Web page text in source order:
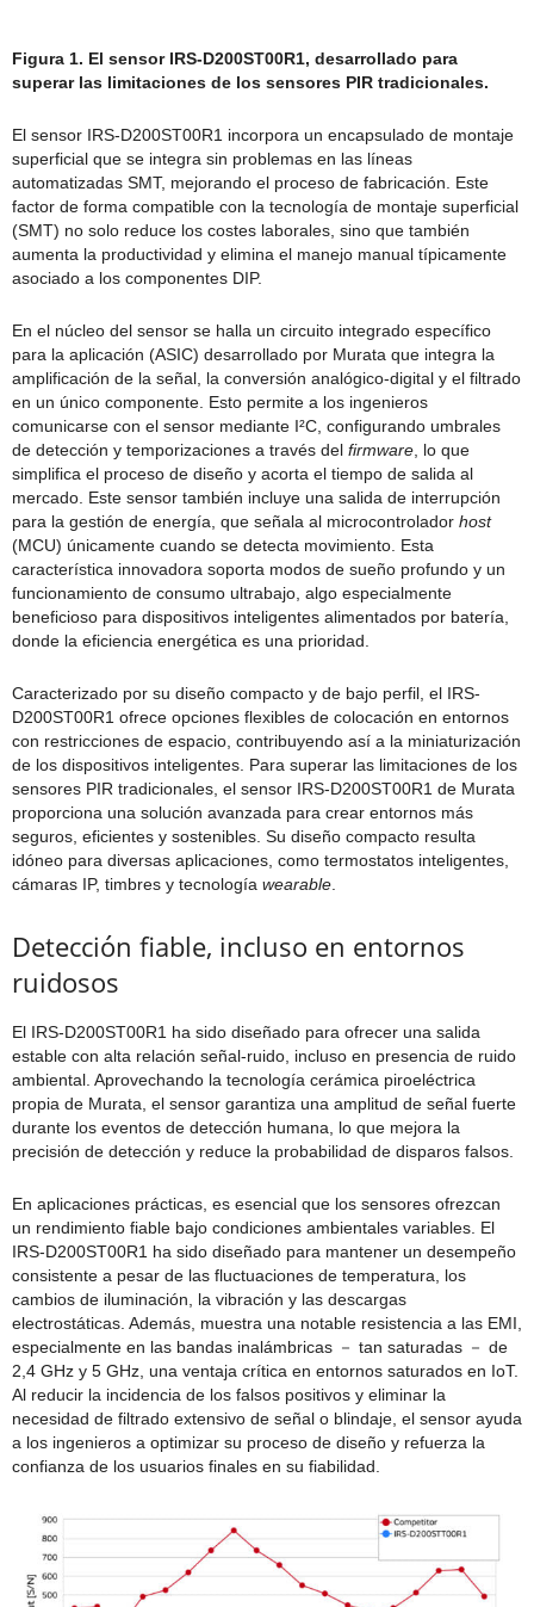
Figura 1. El sensor IRS-D200ST00R1, desarrollado para
superar las limitaciones de los sensores PIR tradicionales.
El sensor IRS-D200ST00R1 incorpora un encapsulado de montaje
superficial que se integra sin problemas en las líneas
automatizadas SMT, mejorando el proceso de fabricación. Este
factor de forma compatible con la tecnología de montaje superficial
(SMT) no solo reduce los costes laborales, sino que también
aumenta la productividad y elimina el manejo manual típicamente
asociado a los componentes DIP.
En el núcleo del sensor se halla un circuito integrado específico
para la aplicación (ASIC) desarrollado por Murata que integra la
amplificación de la señal, la conversión analógico-digital y el filtrado
en un único componente. Esto permite a los ingenieros
comunicarse con el sensor mediante I²C, configurando umbrales
de detección y temporizaciones a través del firmware , lo que
simplifica el proceso de diseño y acorta el tiempo de salida al
mercado. Este sensor también incluye una salida de interrupción
para la gestión de energía, que señala al microcontrolador host
(MCU) únicamente cuando se detecta movimiento. Esta
característica innovadora soporta modos de sueño profundo y un
funcionamiento de consumo ultrabajo, algo especialmente
beneficioso para dispositivos inteligentes alimentados por batería,
donde la eficiencia energética es una prioridad.
Caracterizado por su diseño compacto y de bajo perfil, el IRS-
D200ST00R1 ofrece opciones flexibles de colocación en entornos
con restricciones de espacio, contribuyendo así a la miniaturización
de los dispositivos inteligentes. Para superar las limitaciones de los
sensores PIR tradicionales, el sensor IRS-D200ST00R1 de Murata
proporciona una solución avanzada para crear entornos más
seguros, eficientes y sostenibles. Su diseño compacto resulta
idóneo para diversas aplicaciones, como termostatos inteligentes,
cámaras IP, timbres y tecnología wearable
Detección fiable, incluso en entornos
ruidosos
El IRS-D200ST00R1 ha sido diseñado para ofrecer una salida
estable con alta relación señal-ruido, incluso en presencia de ruido
ambiental. Aprovechando la tecnología cerámica piroeléctrica
propia de Murata, el sensor garantiza una amplitud de señal fuerte
durante los eventos de detección humana, lo que mejora la
precisión de detección y reduce la probabilidad de disparos falsos.
En aplicaciones prácticas, es esencial que los sensores ofrezcan
un rendimiento fiable bajo condiciones ambientales variables. El
IRS-D200ST00R1 ha sido diseñado para mantener un desempeño
consistente a pesar de las fluctuaciones de temperatura, los
cambios de iluminación, la vibración y las descargas
electrostáticas. Además, muestra una notable resistencia a las EMI,
especialmente en las bandas inalámbricas － tan saturadas － de
2,4 GHz y 5 GHz, una ventaja crítica en entornos saturados en IoT.
Al reducir la incidencia de los falsos positivos y eliminar la
necesidad de filtrado extensivo de señal o blindaje, el sensor ayuda
a los ingenieros a optimizar su proceso de diseño y refuerza la
confianza de los usuarios finales en su fiabilidad.